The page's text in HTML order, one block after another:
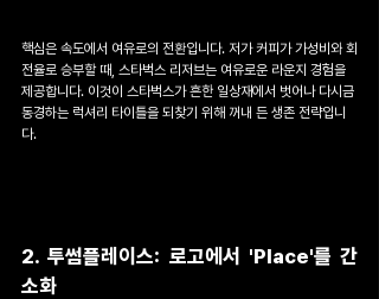
핵심은 속도에서 여유로의 전환입니다. 저가 커피가 가성비와 회
전율로 승부할 때, 스타벅스 리저브는 여유로운 라운지 경험을
제공합니다. 이것이 스타벅스가 흔한 일상재에서 벗어나 다시금
동경하는 럭셔리 타이틀을 되찾기 위해 꺼내 든 생존 전략입니
다.
2. 투썸플레이스: 로고에서 'Place'를 간
소화